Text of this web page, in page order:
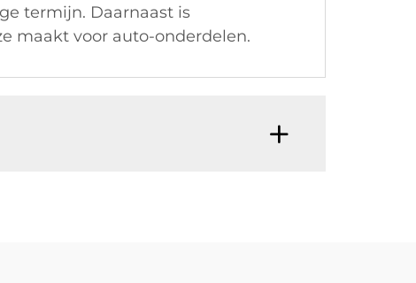
termijn. Daarnaast is
maakt voor auto-onderdelen.